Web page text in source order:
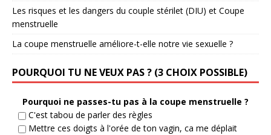
Les risques et les dangers du couple stérilet (DIU) et Coupe
menstruelle
La coupe menstruelle améliore-t-elle notre vie sexuelle ?
POURQUOI TU NE VEUX PAS ? (3 CHOIX POSSIBLE)
Pourquoi ne passes-tu pas à la coupe menstruelle ?
C'est tabou de parler des règles
Mettre ces doigts à l'orée de ton vagin, ca me déplait